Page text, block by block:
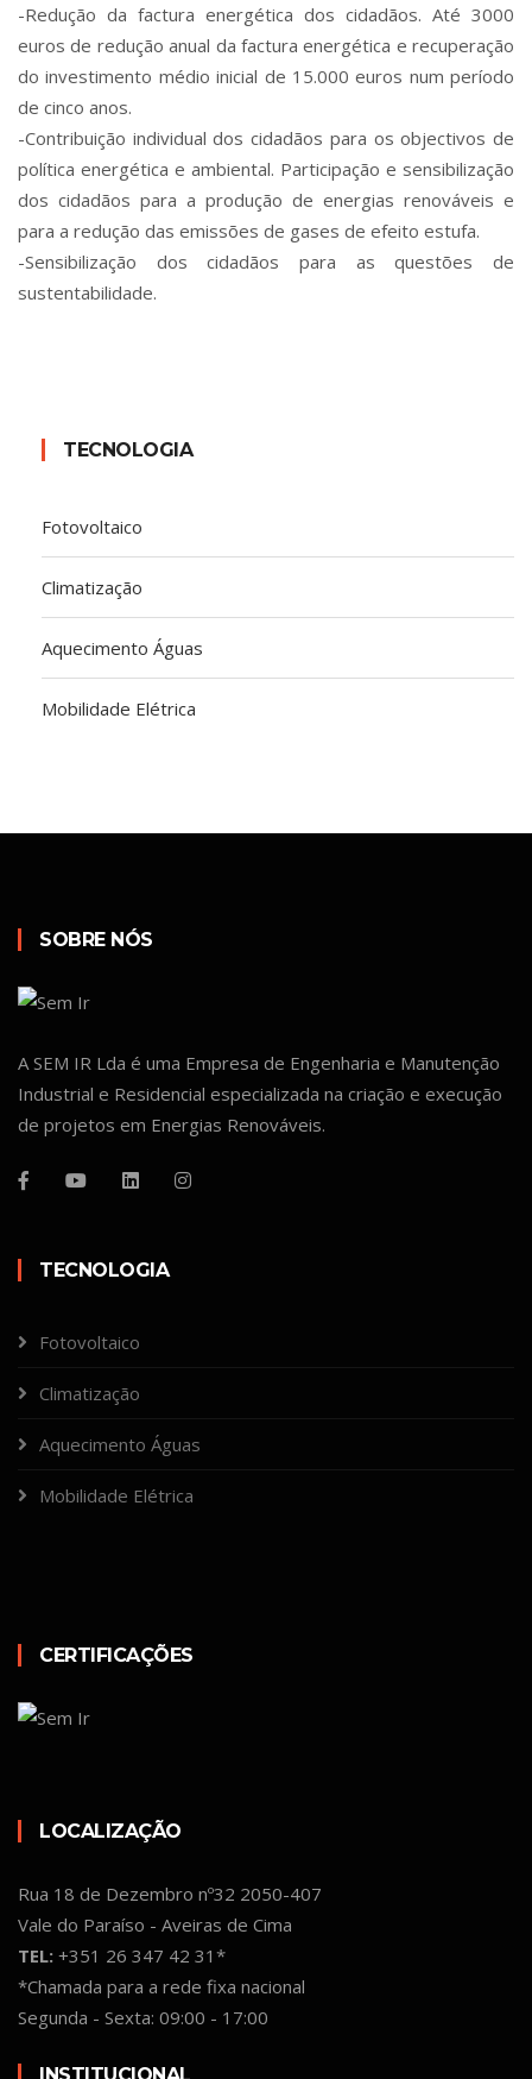
-Redução da factura energética dos cidadãos. Até 3000
euros de redução anual da factura energética e recuperação
do investimento médio inicial de 15.000 euros num período
de cinco anos.
-Contribuição individual dos cidadãos para os objectivos de
política energética e ambiental. Participação e sensibilização
dos cidadãos para a produção de energias renováveis e
para a redução das emissões de gases de efeito estufa.
-Sensibilização dos cidadãos para as questões de
sustentabilidade.
TECNOLOGIA
Fotovoltaico
Climatização
Aquecimento Águas
Mobilidade Elétrica
SOBRE NÓS
A SEM IR Lda é uma Empresa de Engenharia e Manutenção
Industrial e Residencial especializada na criação e execução
de projetos em Energias Renováveis.
TECNOLOGIA
Fotovoltaico
Climatização
Aquecimento Águas
Mobilidade Elétrica
CERTIFICAÇÕES
LOCALIZAÇÃO
Rua 18 de Dezembro nº32 2050-407
Vale do Paraíso - Aveiras de Cima
TEL: +351 26 347 42 31*
*Chamada para a rede fixa nacional
Segunda - Sexta: 09:00 - 17:00